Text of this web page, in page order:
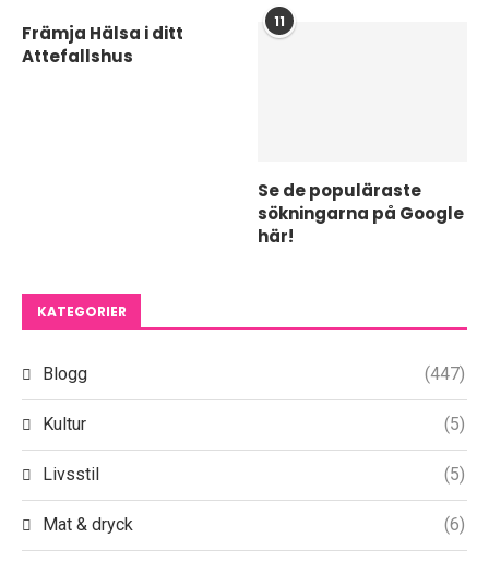
Främja Hälsa i ditt
Attefallshus
11
Se de populäraste
sökningarna på Google
här!
KATEGORIER
Blogg (447)
Kultur (5)
Livsstil (5)
Mat & dryck (6)